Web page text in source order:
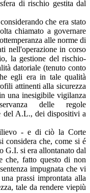
di rischio gestita dal
che era stato
chiamato a governare
alle norme di
nell'operazione in corso
la gestione del rischio-
datoriale (tenuto conto
egli era in tale qualità
attinenti alla sicurezza
una inesigibile vigilanza
delle regole
del A.L., dei dispositivi a
- e di ciò la Corte
considera che, come si é
G.I. si era allontanato dal
che, fatto questo di non
impugnata che vi
prassi improntata alla
tale da rendere viepiù